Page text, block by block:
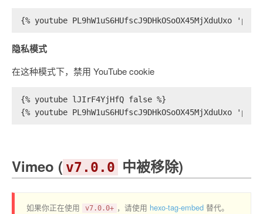
{% youtube PL9hW1uS6HUfscJ9DHkOSoOX45MjXduUxo
隐私模式
在这种模式下，禁用 YouTube cookie
{% youtube lJIrF4YjHfQ false %}
{% youtube PL9hW1uS6HUfscJ9DHkOSoOX45MjXduUxo
Vimeo ( v7.0.0 中被移除)
如果你正在使用 v7.0.0+ ，请使用 hexo-tag-embed 替代。